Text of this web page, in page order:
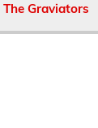
The Graviators